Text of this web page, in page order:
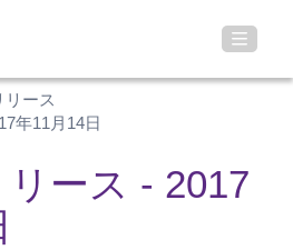
リース
年11月14日
ース - 2017